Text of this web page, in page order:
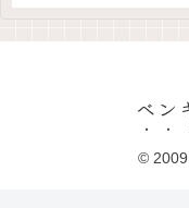
ベン
© 2009